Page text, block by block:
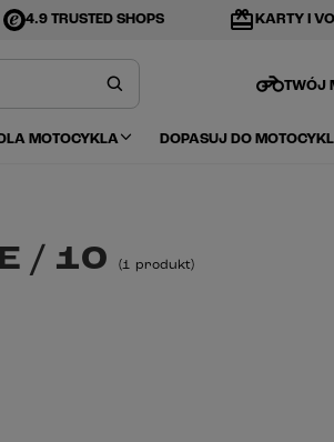
4.9 TRUSTED SHOPS redeem KARTY I
motorcycleTWÓJ
DLA MOTOCYKLA DOPASUJ DO
/ 10 (1 produkt)